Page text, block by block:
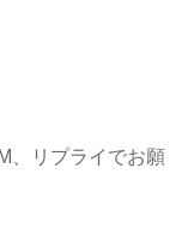
、リプライでお願